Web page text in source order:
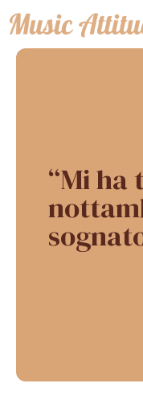
Vai
al
contenuto
“Mi ha